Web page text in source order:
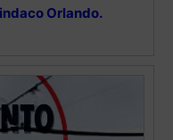
Orlando.